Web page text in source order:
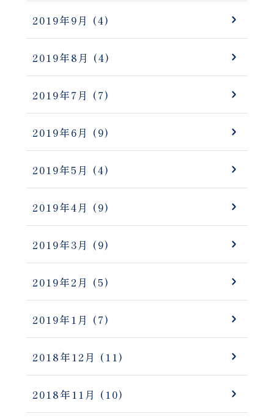
2019年9月 (4)
2019年8月 (4)
2019年7月 (7)
2019年6月 (9)
2019年5月 (4)
2019年4月 (9)
2019年3月 (9)
2019年2月 (5)
2019年1月 (7)
2018年12月 (11)
2018年11月 (10)